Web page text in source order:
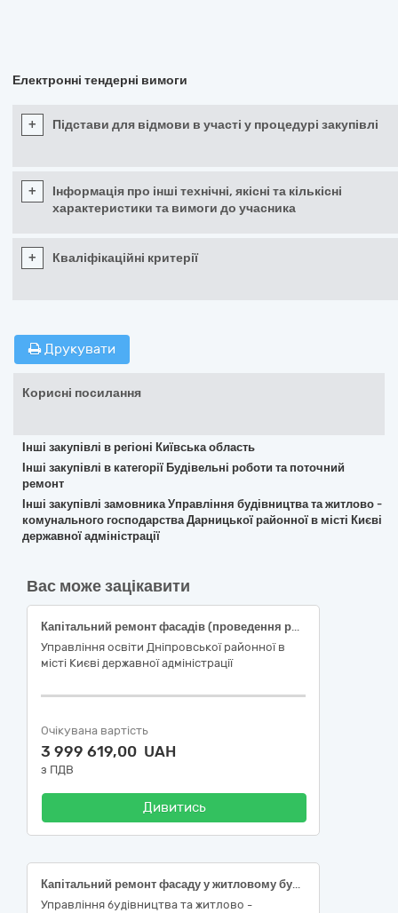
Електронні тендерні вимоги
+ Підстави для відмови в участі у процедурі закупівлі
+
Інформація про інші технічні, якісні та кількісні
характеристики та вимоги до учасника
+ Кваліфікаційні критерії
Друкувати
Корисні посилання
Інші закупівлі в регіоні Київська область
Інші закупівлі в категорії Будівельні роботи та поточний
ремонт
Інші закупівлі замовника Управління будівництва та житлово -
комунального господарства Дарницької районної в місті Києві
державної адміністрації
Вас може зацікавити
Капітальний ремонт фасадів (проведення робіт з підготовки до опалювального сезону та здійснення заходів з енергозбереження ) Гімназії № 65 Дніпровського району м. Києва за адресою: Вулиця Пантелеймона Кулиша, 5 у Дніпровському районі міста Києва, (ДК 021:2015:45443000-4 — Фасадні роботи)
Управління освіти Дніпровської районної в
місті Києві державної адміністрації
Очікувана вартість
3 999 619,00 UAH
з ПДВ
Дивитись
Капітальний ремонт фасаду у житловому будинку за адресою: вул. Вереснева, 9, Дарницького району м. Києва (заходи з енергозбереження) (Код ДК 021:2015: 45443000-4 - Фасадні роботи)
Управління будівництва та житлово -